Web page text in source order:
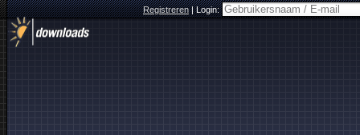
Registreren|Login: